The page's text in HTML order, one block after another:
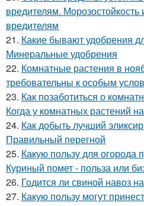
вредителям. Морозостойкость
вредителям
21. Какие бывают удобрения
Минеральные удобрения
22. Комнатные растения в
требовательны к особым
23. Как позаботиться о
Когда у комнатных растений
24. Как добыть лучший
Правильный перегной
25. Какую пользу для огорода
Куриный помет - польза или
26. Годится ли свиной навоз
27. Какую пользу могут